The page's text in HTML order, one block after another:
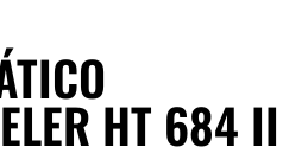
HT 684 II